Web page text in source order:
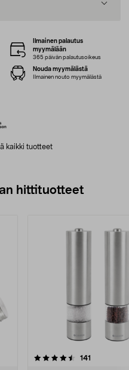
kaikki tuotteet
Ilmainen palautus
myymälään
365 päivän palautusoikeus
Nouda myymälästä
Ilmainen nouto myymälästä
hittituotteet
141
0.0 viidestä